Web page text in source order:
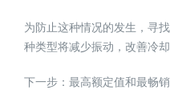
为防止这种情况的发生，寻
种类型将减少振动，改善冷
下一步：最高额定值和最畅